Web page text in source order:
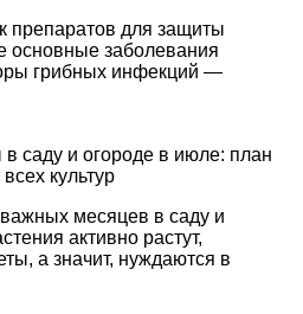
препаратов для защиты
основные заболевания
грибных инфекций —
саду и огороде в июле: план
культур
месяцев в саду и
активно растут,
а значит, нуждаются в